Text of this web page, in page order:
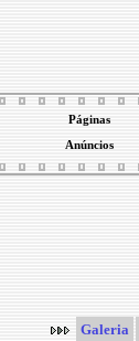
Páginas
Anúncios
Galeria